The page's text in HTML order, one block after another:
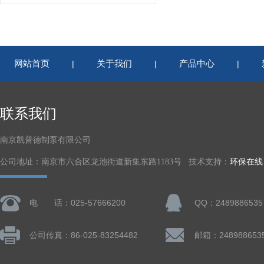
网站首页 | 关于我们 | 产品中心 |
联系我们
南京凯普德制泵有限公司
公司地址：南京市六合区龙池街道新集东路1183号 技术支持： 环保在线
电 话：025-57666200 QQ：2489886535
公司传真：86-025-83254482 邮箱：